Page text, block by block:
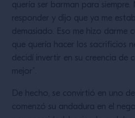
quería ser barman para
responder y dijo que ya me
demasiado. Eso me hizo darme
que quería hacer los sacrificios
decidí invertir en su creencia de
mejor”.
De hecho, se convirtió en uno
comenzó su andadura en el